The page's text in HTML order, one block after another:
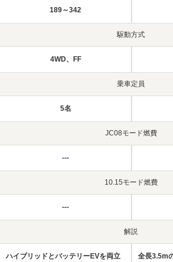
189～342
駆動方式
4WD、FF
乗車定員
5名
JC08モード燃費
---
10.15モード燃費
---
解説
ハイブリッドとバッテリーEVを両立
全長3.5m